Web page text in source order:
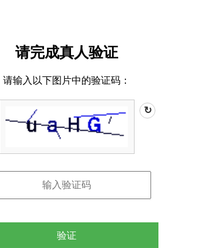
请完成真人验证
请输入以下图片中的验证码：
↻
验证